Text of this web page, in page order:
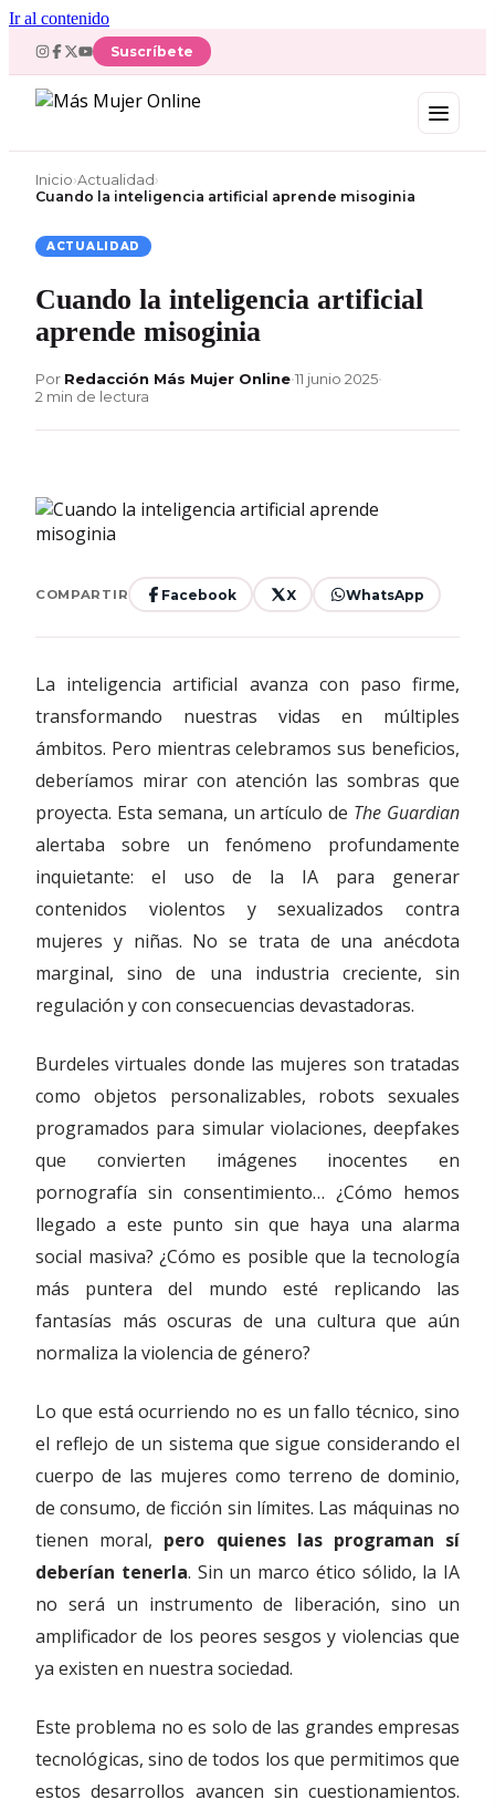
Ir al contenido
Suscríbete
Inicio›Actualidad ›
Cuando la inteligencia artificial aprende misoginia
ACTUALIDAD
Cuando la inteligencia artificial
aprende misoginia
Por Redacción Más Mujer Online•11 junio 2025•
2 min de lectura
COMPARTIR Facebook X WhatsApp
La inteligencia artificial avanza con paso firme,
transformando nuestras vidas en múltiples
ámbitos. Pero mientras celebramos sus beneficios,
deberíamos mirar con atención las sombras que
proyecta. Esta semana, un artículo de The Guardian
alertaba sobre un fenómeno profundamente
inquietante: el uso de la IA para generar
contenidos violentos y sexualizados contra
mujeres y niñas. No se trata de una anécdota
marginal, sino de una industria creciente, sin
regulación y con consecuencias devastadoras.
Burdeles virtuales donde las mujeres son tratadas
como objetos personalizables, robots sexuales
programados para simular violaciones, deepfakes
que convierten imágenes inocentes en
pornografía sin consentimiento… ¿Cómo hemos
llegado a este punto sin que haya una alarma
social masiva? ¿Cómo es posible que la tecnología
más puntera del mundo esté replicando las
fantasías más oscuras de una cultura que aún
normaliza la violencia de género?
Lo que está ocurriendo no es un fallo técnico, sino
el reflejo de un sistema que sigue considerando el
cuerpo de las mujeres como terreno de dominio,
de consumo, de ficción sin límites. Las máquinas no
tienen moral, pero quienes las programan sí
deberían tenerla. Sin un marco ético sólido, la IA
no será un instrumento de liberación, sino un
amplificador de los peores sesgos y violencias que
ya existen en nuestra sociedad.
Este problema no es solo de las grandes empresas
tecnológicas, sino de todos los que permitimos que
estos desarrollos avancen sin cuestionamientos.